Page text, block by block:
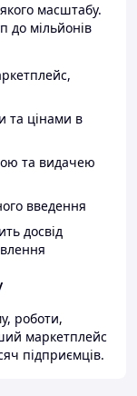
масштабу.
до мільйонів
та цінами в
та видачею
введення
досвід
роботи,
маркетплейс
підприємців.